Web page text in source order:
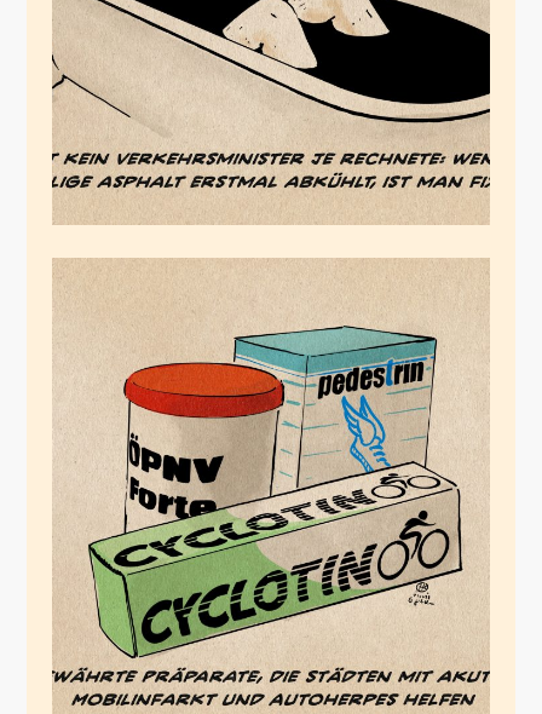
Mai 6, 2024
Die urbane
Autoimunkrankheit
November 21, 2023